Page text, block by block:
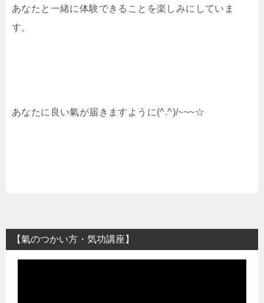
あなたと一緒に体験できることを楽しみにしていま
す。
あなたに良い氣が届きますように(^.^)/~~~☆
【氣のつかい方・気功講座】